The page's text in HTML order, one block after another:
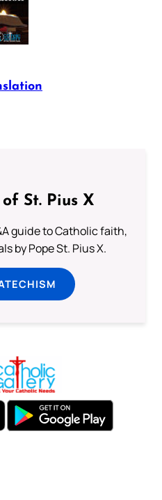
St. Pius X
guide to Catholic faith,
by Pope St. Pius X.